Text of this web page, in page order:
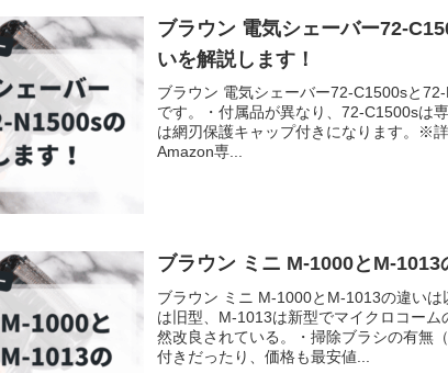
ブラウン 電気シェーバー72-
いを解説します！
ブラウン 電気シェーバー72-C1500sと
です。・付属品が異なり、72-C1500sは
は網刃保護キャップ付きになります。※
Amazon専...
ブラウン ミニ M-1000とM-1013
ブラウン ミニ M-1000とM-1013の違い
は旧型、M-1013は新型でマイクロコーム
然改良されている。・掃除ブラシの有無
付きだったり、価格も最安値...